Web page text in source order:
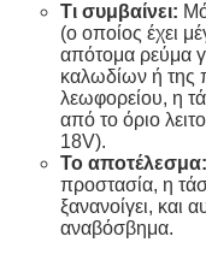
Τι συμβαίνει:
(ο οποίος έχει
απότομα ρεύμα
καλωδίων ή της
λεωφορείου, η
από το όριο
18V).
Το αποτέλεσμα:
προστασία, η
ξανανοίγει, και
αναβόσβημα.